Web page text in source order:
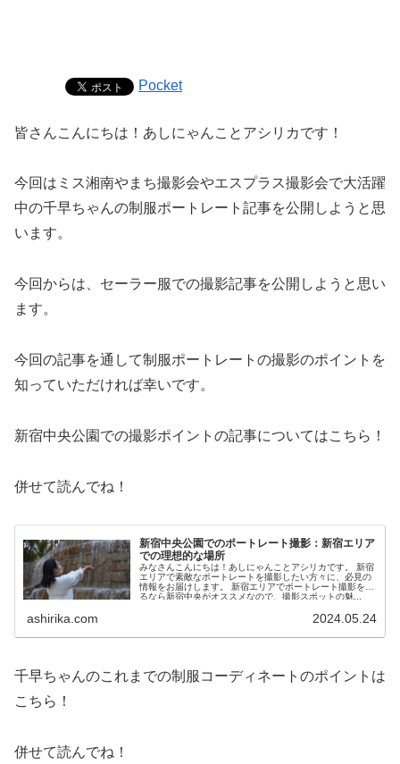
Pocket
皆さんこんにちは！あしにゃんことアシリカです！
今回はミス湘南やまち撮影会やエスプラス撮影会で大活躍
中の千早ちゃんの制服ポートレート記事を公開しようと思
います。
今回からは、セーラー服での撮影記事を公開しようと思い
ます。
今回の記事を通して制服ポートレートの撮影のポイントを
知っていただければ幸いです。
新宿中央公園での撮影ポイントの記事についてはこちら！
併せて読んでね！
新宿中央公園でのポートレート撮影：新宿エリア
での理想的な場所
みなさんこんにちは！あしにゃんことアシリカです。 新宿
エリアで素敵なポートレートを撮影したい方々に、必見の
情報をお届けします。 新宿エリアでポートレート撮影をす
るなら新宿中央がオススメなので、撮影スポットの魅...
ashirika.com 2024.05.24
千早ちゃんのこれまでの制服コーディネートのポイントは
こちら！
併せて読んでね！